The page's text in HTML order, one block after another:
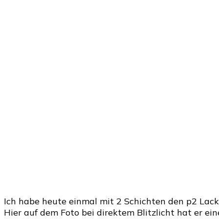
Ich habe heute einmal mit 2 Schichten den p2
Hier auf dem Foto bei direktem Blitzlicht hat er